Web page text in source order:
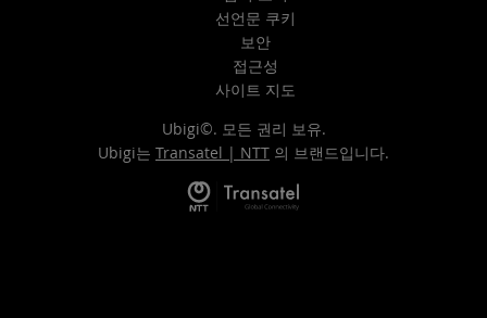
선언문 쿠키
보안
접근성
사이트 지도
Ubigi©. 모든 권리 보유.
Ubigi는 Transatel | NTT 의 브랜드입니다.